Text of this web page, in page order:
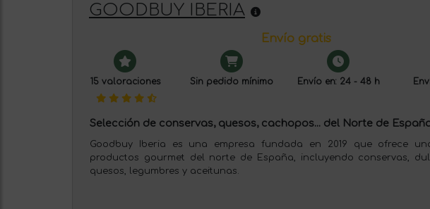
GOODBUY IBERIA
Envío gratis
15 valoraciones Sin pedido mínimo Envío en: 24 - 48 h
Selección de conservas, quesos, cachopos... del Norte de
Goodbuy Iberia es una empresa fundada en 2019 que ofrece
productos gourmet del norte de España, incluyendo conservas,
quesos, legumbres y aceitunas.